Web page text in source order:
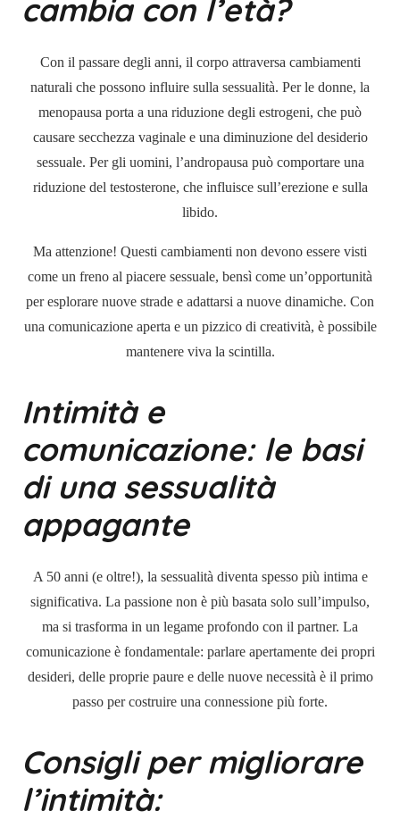
cambia con l’età?
Con il passare degli anni, il corpo attraversa cambiamenti
naturali che possono influire sulla sessualità. Per le donne, la
menopausa porta a una riduzione degli estrogeni, che può
causare secchezza vaginale e una diminuzione del desiderio
sessuale. Per gli uomini, l’andropausa può comportare una
riduzione del testosterone, che influisce sull’erezione e sulla
libido.
Ma attenzione! Questi cambiamenti non devono essere visti
come un freno al piacere sessuale, bensì come un’opportunità
per esplorare nuove strade e adattarsi a nuove dinamiche. Con
una comunicazione aperta e un pizzico di creatività, è possibile
mantenere viva la scintilla.
Intimità e
comunicazione: le basi
di una sessualità
appagante
A 50 anni (e oltre!), la sessualità diventa spesso più intima e
significativa. La passione non è più basata solo sull’impulso,
ma si trasforma in un legame profondo con il partner. La
comunicazione è fondamentale: parlare apertamente dei propri
desideri, delle proprie paure e delle nuove necessità è il primo
passo per costruire una connessione più forte.
Consigli per migliorare
l’intimità: